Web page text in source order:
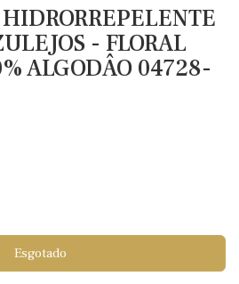
- FLORAL
ALGODÂO 04728-
Esgotado